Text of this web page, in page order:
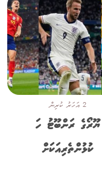
2 އަހަރު ކުރިން
ޔޫރޯގެ ރަންބޫޓު ހަ
ކުޅުންތެރިއަކަށް